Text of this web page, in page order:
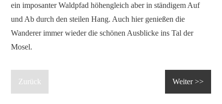
ein imposanter Waldpfad höhengleich aber in ständigem Auf
und Ab durch den steilen Hang. Auch hier genießen die
Wanderer immer wieder die schönen Ausblicke ins Tal der
Mosel.
Zurück Weiter >>